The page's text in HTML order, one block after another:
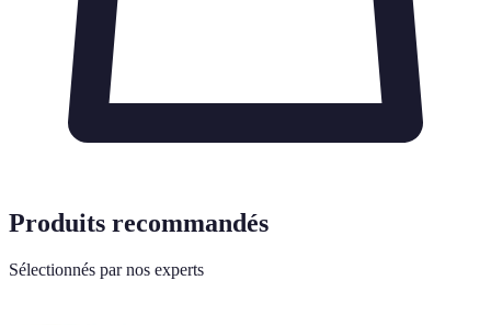
Produits recommandés
Sélectionnés par nos experts